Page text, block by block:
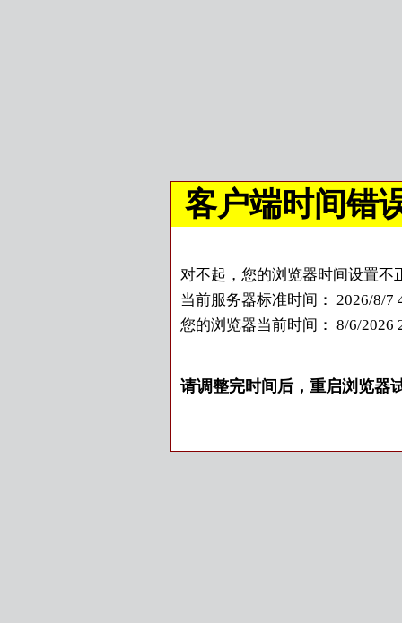
客户端时间错
对不起，您的浏览器时间设置
当前服务器标准时间： 2026/8/7
您的浏览器当前时间： 8/6/2026
请调整完时间后，重启浏览器